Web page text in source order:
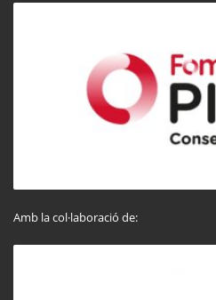
Amb la col·laboració de: